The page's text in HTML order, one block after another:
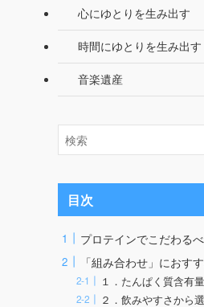
心にゆとりを生み出す
時間にゆとりを生み出す
音楽遺産
目次
プロテインでこだわる
「組み合わせ」におす
１．たんぱく質含有
２．飲みやすさから